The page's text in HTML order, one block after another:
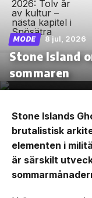
MODE 8 jul, 2026
Stone Island
sommaren
Stone Islands
brutalistisk
elementen i
är särskilt